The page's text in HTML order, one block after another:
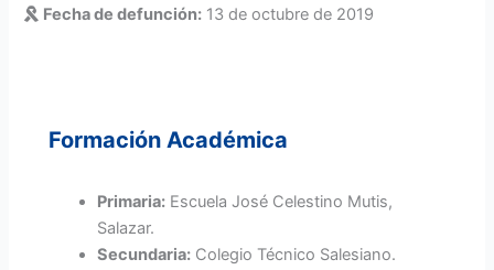
Fecha de defunción: 13 de octubre de 2019
Formación Académica
Primaria: Escuela José Celestino Mutis,
Salazar.
Secundaria: Colegio Técnico Salesiano.